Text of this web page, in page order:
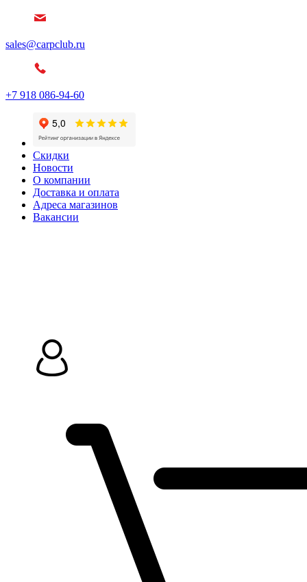
sales@carpclub.ru
+7 918 086-94-60
Скидки
Новости
О компании
Доставка и оплата
Адреса магазинов
Вакансии